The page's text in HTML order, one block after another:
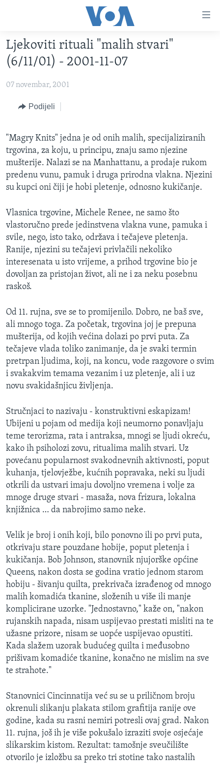
glavni
sadržaj
Pređi
na
navigaciju
na
pretragu
TV PROGRAM
VIDEO
FOTOGRAFIJE DANA
VIJESTI
BOSNA I HERCEGOVINA
SVIJET
SPECIJALNI PROJEKTI
KORUPCIJA
SLOBODA MEDIJA
ŽENSKA STRANA
IZBJEGLIČKA STRANA
MAGAZIN
O GLASU AMERIKE
Learning English
Jezici
Ljekoviti rituali "malih stvari"
(6/11/01) - 2001-11-07
07 novembar, 2001
Podijeli
"Magry Knits" jedna je od onih malih, specijaliziranih
trgovina, za koju, u principu, znaju samo njezine
mušterije. Nalazi se na Manhattanu, a prodaje rukom
predenu vunu, pamuk i druga prirodna vlakna. Njezini
su kupci oni čiji je hobi pletenje, odnosno kukičanje.
Vlasnica trgovine, Michele Renee, ne samo što
vlastoručno prede jedinstvena vlakna vune, pamuka i
svile, nego, isto tako, održava i tečajeve pletenja.
Ranije, njezini su tečajevi privlačili nekoliko
interesenata u isto vrijeme, a prihod trgovine bio je
dovoljan za pristojan život, ali ne i za neku posebnu
raskoš.
Od 11. rujna, sve se to promijenilo. Dobro, ne baš sve,
ali mnogo toga. Za početak, trgovina joj je prepuna
mušterija, od kojih većina dolazi po prvi puta. Za
tečajeve vlada toliko zanimanje, da je svaki termin
pretrpan ljudima, koji, na koncu, vode razgovore o svim
i svakakvim temama vezanim i uz pletenje, ali i uz
novu svakidašnjicu življenja.
Stručnjaci to nazivaju - konstruktivni eskapizam!
Ubijeni u pojam od medija koji neumorno ponavljaju
teme terorizma, rata i antraksa, mnogi se ljudi okreću,
kako ih psiholozi zovu, ritualima malih stvari. Uz
povećanu popularnost svakodnevnih aktivnosti, poput
kuhanja, tjelovježbe, kućnih popravaka, neki su ljudi
otkrili da ustvari imaju dovoljno vremena i volje za
mnoge druge stvari - masaža, nova frizura, lokalna
knjižnica … da nabrojimo samo neke.
Velik je broj i onih koji, bilo ponovno ili po prvi puta,
otkrivaju stare pouzdane hobije, poput pletenja i
kukičanja. Bob Johnson, stanovnik njujorške općine
Queens, nakon dosta se godina vratio jednom starom
hobiju - šivanju quilta, prekrivača izrađenog od mnogo
malih komadića tkanine, složenih u više ili manje
komplicirane uzorke. "Jednostavno," kaže on, "nakon
rujanskih napada, nisam uspijevao prestati misliti na te
užasne prizore, nisam se uopće uspijevao opustiti.
Kada slažem uzorak budućeg quilta i međusobno
prišivam komadiće tkanine, konačno ne mislim na sve
te strahote."
Stanovnici Cincinnatija već su se u priličnom broju
okrenuli slikanju plakata stilom grafitija ranije ove
godine, kada su rasni nemiri potresli ovaj grad. Nakon
11. rujna, još ih je više pokušalo izraziti svoje osjećaje
slikarskim kistom. Rezultat: tamošnje sveučilište
otvorilo je izložbu sa preko tri stotine tako nastalih